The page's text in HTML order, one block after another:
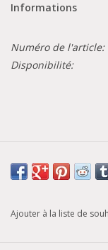
Informations
Numéro de l'article:
Disponibilité:
Une
Ajouter à la liste de